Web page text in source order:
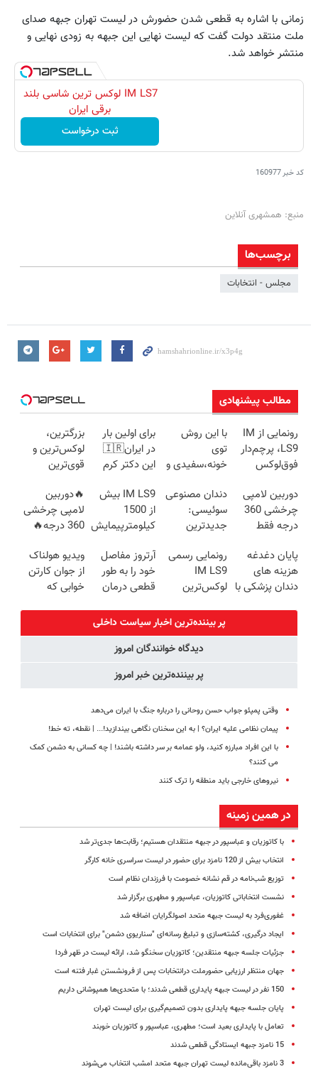
زمانی با اشاره به قطعی شدن حضورش در لیست تهران جبهه صدای
ملت منتقد دولت گفت که لیست نهایی این جبهه به زودی نهایی و
منتشر خواهد شد.
IM LS7 لوکس ترین شاسی بلند
برقی ایران
ثبت درخواست
کد خبر160977
منبع: همشهری آنلاین
برچسب‌ها
مجلس - انتخابات
مطالب پیشنهادی
رونمایی از IM
LS9، پرچم‌دار
فوق‌لوکس
ایران شد
با این روش
توی
خونه،سفیدی و
برگردون
(40%off)
برای اولین بار
در ایران🇮🇷
این دکتر کرم
روزه ساخت!
بزرگترین،
لوکس‌ترین و
قوی‌ترین
EREV در در
ایران رونمایی
شد
دوربین لامپی
چرخشی 360
درجه فقط
🔥 پرداخت
درب منزل
دندان مصنوعی
سوئیسی:
جدیدترین
سبک و مقاوم |
پرداخت قسطی
IM LS9 بیش
از 1500
کیلومترپیمایش
🔥دوربین
لامپی چرخشی
360 درجه🔥
منزل + گارانتی
تعویض
پایان دغدغه
هزینه های
دندان پزشکی با
رونمایی رسمی
IM LS9
لوکس‌ترین
آرتروز مفاصل
خود را به طور
قطعی درمان
◗پرسش‌نامه◖
ویدیو هولناک
از جوان کارتن
خوابی که
پر بیننده‌ترین اخبار سیاست داخلی
دیدگاه خوانندگان امروز
پر بیننده‌ترین خبر امروز
وقتی پمپئو جواب حسن روحانی را درباره جنگ با ایران می‌دهد
پیمان نظامی علیه ایران؟ | به این سخنان نگاهی بیندازید!‌... | نقطه، ته خط!
با این افراد مبارزه کنید، ولو عمامه بر سر داشته باشند! | چه کسانی به دشمن کمک
می کنند؟
نیروهای خارجی باید منطقه را ترک کنند
در همین زمینه
با کاتوزیان و عباسپور در جبهه منتقدان هستیم؛ رقابت‌ها جدی‌تر شد
انتخاب بیش از 120 نامزد برای حضور در لیست سراسری خانه کارگر
توزیع شب‌نامه در قم نشانه خصومت با فرزندان نظام است
نشست انتخاباتی کاتوزیان، عباسپور و مطهری برگزار شد
غفوری‌فرد به لیست جبهه متحد اصولگرایان اضافه شد
ایجاد درگیری، کشته‌سازی و تبلیغ رسانه‌ای "سناریوی دشمن" برای انتخابات است
جزئیات جلسه جبهه منتقدین؛ کاتوزیان سخنگو شد، ارائه لیست در ظهر فردا
جهان منتظر ارزیابی حضورملت درانتخابات پس از فرونشستن غبار فتنه است
150 نفر در لیست جبهه پایداری قطعی شدند؛ با متحدی‌ها همپوشانی داریم
پایان جلسه جبهه پایداری بدون تصمیم‌گیری برای لیست تهران
تعامل با پایداری بعید است؛ مطهری، عباسپور و کاتوزیان خوبند
15 نامزد جبهه ایستادگی قطعی شدند
3 نامزد باقی‌مانده لیست تهران جبهه متحد امشب انتخاب می‌شوند